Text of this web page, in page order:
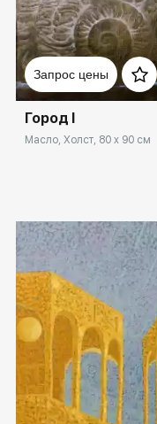
Запрос цены
Домен:
Город I
Масло, Холст, 80 x 90 см